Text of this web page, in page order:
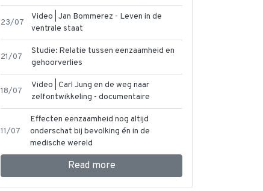
23/07
Video | Jan Bommerez - Leven in de
ventrale staat
21/07
Studie: Relatie tussen eenzaamheid en
gehoorverlies
18/07
Video | Carl Jung en de weg naar
zelfontwikkeling - documentaire
11/07
Effecten eenzaamheid nog altijd
onderschat bij bevolking én in de
medische wereld
Read more